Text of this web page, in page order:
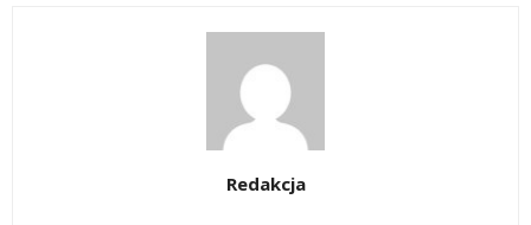
Redakcja